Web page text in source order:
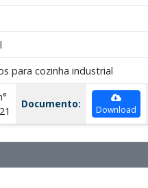
para cozinha industrial
Documento: Download